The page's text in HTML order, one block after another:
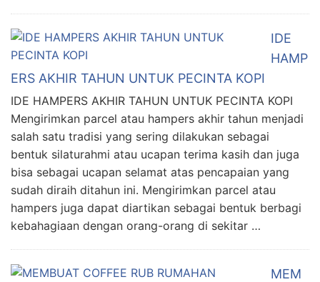
IDE
HAMP
ERS AKHIR TAHUN UNTUK PECINTA KOPI
IDE HAMPERS AKHIR TAHUN UNTUK PECINTA KOPI
Mengirimkan parcel atau hampers akhir tahun menjadi
salah satu tradisi yang sering dilakukan sebagai
bentuk silaturahmi atau ucapan terima kasih dan juga
bisa sebagai ucapan selamat atas pencapaian yang
sudah diraih ditahun ini. Mengirimkan parcel atau
hampers juga dapat diartikan sebagai bentuk berbagi
kebahagiaan dengan orang-orang di sekitar …
MEM